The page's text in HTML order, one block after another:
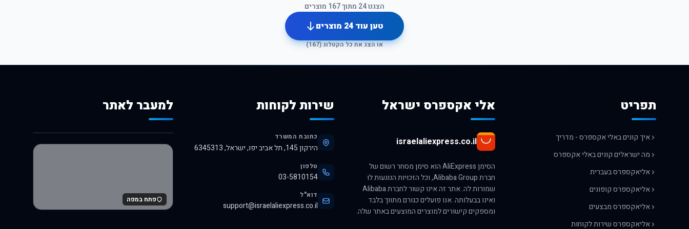
הצגנו24 מתוך167 מוצרים
טען עוד 24 מוצרים
או הצג את כל הקטלוג (167
)
תפריט
איך קונים באלי אקספרס - מדריך
מה ישראלים קונים באלי אקספרס
אליאקספרס בעברית
אליאקספרס קופונים
אליאקספרס מבצעים
אליאקספרס שירות לקוחות
אלי אקספרס ישראל
israelaliexpress.co.il
הסימן AliExpress הוא סימן מסחר רשום של
חברת Alibaba Group, וכל הזכויות הנוגעות לו
שמורות לה. אתר זה אינו קשור לחברת Alibaba
ואינו בבעלותה. אנו פועלים כגורם מתווך בלבד
ומספקים קישורים למוצרים המוצעים באתר שלה.
שירות לקוחות
כתובת המשרד
הירקון 145, תל אביב יפו, ישראל, 6345313
טלפון
03-5810154
דוא"ל
support@israelaliexpress.co.il
למעבר לאתר
לרכישה באלי אקספרס
פתח במפה